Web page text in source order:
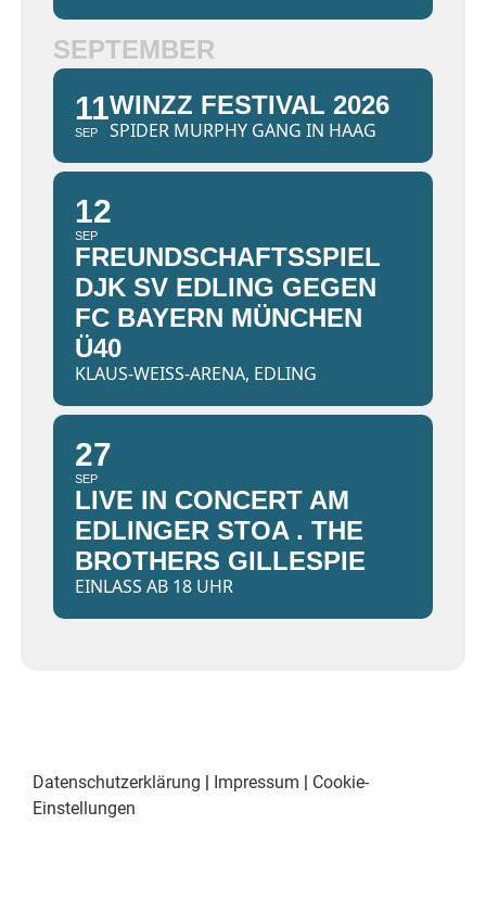
SEPTEMBER
11
SEP
WINZZ FESTIVAL 2026
SPIDER MURPHY GANG IN HAAG
12
SEP
FREUNDSCHAFTSSPIEL
DJK SV EDLING GEGEN
FC BAYERN MÜNCHEN
Ü40
KLAUS-WEISS-ARENA, EDLING
27
SEP
LIVE IN CONCERT AM
EDLINGER STOA . THE
BROTHERS GILLESPIE
EINLASS AB 18 UHR
Datenschutzerklärung | Impressum | Cookie-
Einstellungen